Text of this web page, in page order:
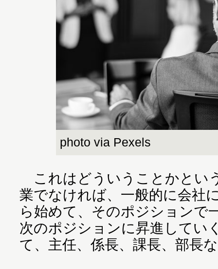
photo via Pexels
これはどういうことかとい
業でなければ、一般的に会社
ら始めて、そのポジションで
次のポジションに昇進してい
て、主任、係長、課長、部長